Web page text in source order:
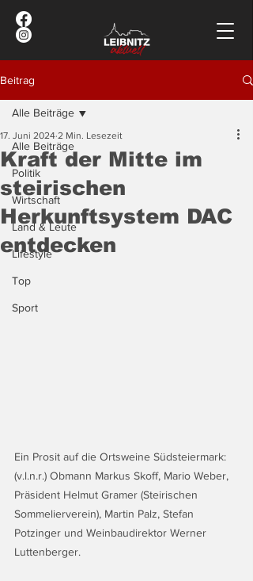
Beitrag
Alle Beiträge
Politik
Wirtschaft
Land & Leute
Lifestyle
Top
Sport
Alle Beiträge
Kraft der Mitte im
steirischen
Herkunftsystem DAC
entdecken
17. Juni 2024 2 Min. Lesezeit
Ein Prosit auf die Ortsweine Südsteiermark:
(v.l.n.r.) Obmann Markus Skoff, Mario Weber,
Präsident Helmut Gramer (Steirischen
Sommelierverein), Martin Palz, Stefan
Potzinger und Weinbaudirektor Werner
Luttenberger.